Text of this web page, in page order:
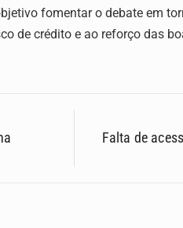
fomentar o debate em
de crédito e ao reforço das
Falta de